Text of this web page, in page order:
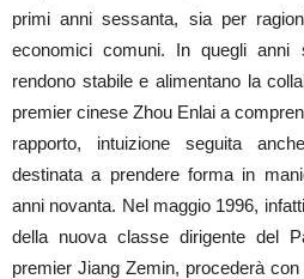
primi anni sessanta, sia per
economici comuni. In quegli
rendono stabile e alimentano la
premier cinese Zhou Enlai a
rapporto, intuizione seguita
destinata a prendere forma in
anni novanta. Nel maggio 1996,
della nuova classe dirigente del
premier Jiang Zemin, procederà